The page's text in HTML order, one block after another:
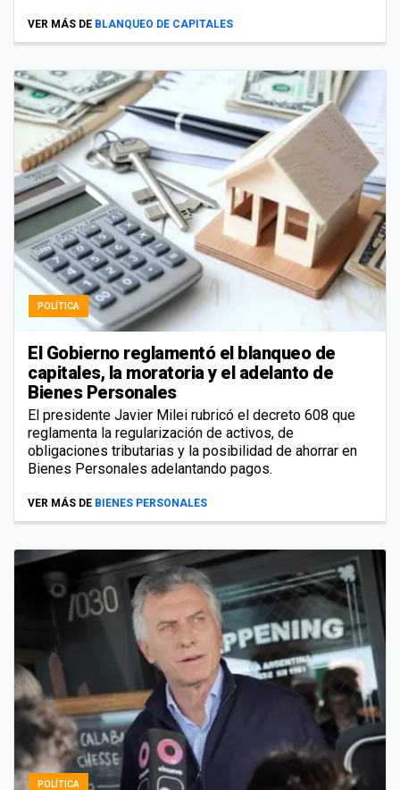
VER MÁS DE BLANQUEO DE CAPITALES
POLÍTICA
El Gobierno reglamentó el blanqueo de
capitales, la moratoria y el adelanto de
Bienes Personales
El presidente Javier Milei rubricó el decreto 608 que
reglamenta la regularización de activos, de
obligaciones tributarias y la posibilidad de ahorrar en
Bienes Personales adelantando pagos.
VER MÁS DE BIENES PERSONALES
POLÍTICA